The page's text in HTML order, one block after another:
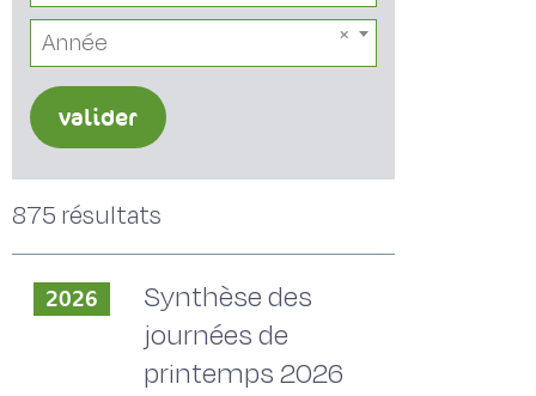
Année
valider
875 résultats
2026
Synthèse des
journées de
printemps 2026